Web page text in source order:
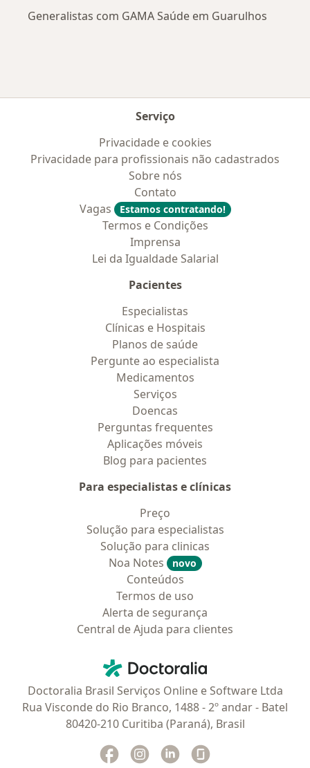
Generalistas com GAMA Saúde em Guarulhos
Serviço
Privacidade e cookies
Privacidade para profissionais não cadastrados
Sobre nós
Contato
Vagas
Estamos contratando!
Termos e Condições
Imprensa
Lei da Igualdade Salarial
Pacientes
Especialistas
Clínicas e Hospitais
Planos de saúde
Pergunte ao especialista
Medicamentos
Serviços
Doencas
Perguntas frequentes
Aplicações móveis
Blog para pacientes
Para especialistas e clínicas
Preço
Solução para especialistas
Solução para clinicas
Noa Notes
novo
Conteúdos
Termos de uso
Alerta de segurança
Central de Ajuda para clientes
Doctoralia - Homepage
Doctoralia Brasil Serviços Online e Software Ltda
Rua Visconde do Rio Branco, 1488 - 2º andar - Batel
80420-210 Curitiba (Paraná), Brasil
Facebook
abre num novo separador
Instagram
abre num novo separador
Linkedin
abre num novo